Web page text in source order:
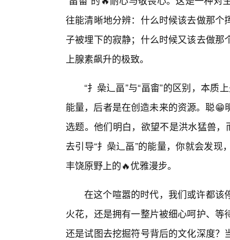
往能清晰地分辨：什么时候该去做那
子被埋下的寂静；什么时候又该去做
上腺素飙升的极致。
“扌喿辶畐”与“畐畬”的区别，本质
能量，后者是在创造未来的资源。聪
选题。他们明白，欲望不是洪水猛兽
去引导“扌喿辶畐”的能量，你就会发
丰饶原野上的🔥优雅漫步。
在这个喧嚣的时代，我们或许都该
火花，还是拥有一整片被细心呵护、
还是试图去挖掘符号背后的文化深度